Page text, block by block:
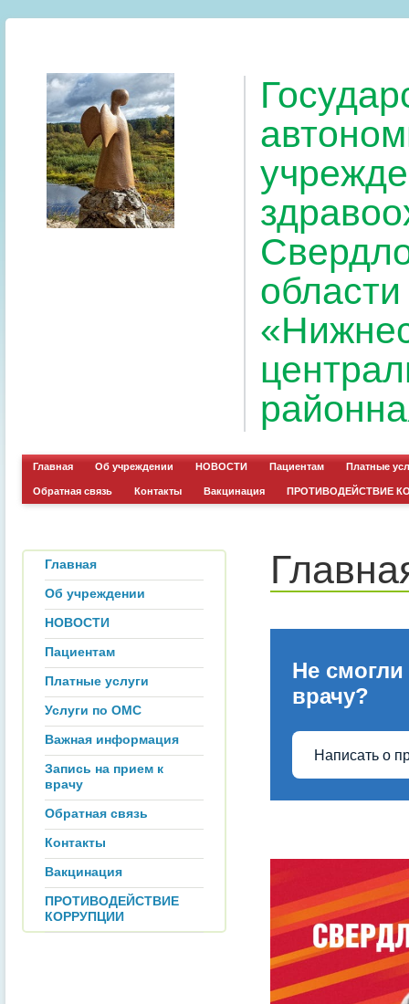
области
Главная Об учреждении НОВОСТИ Пациентам Платные
Обратная связь Контакты Вакцинация ПРОТИВОДЕЙСТВИЕ
Главная
Об учреждении
НОВОСТИ
Пациентам
Платные услуги
Услуги по ОМС
Важная информация
Запись на прием к
врачу
Обратная связь
Контакты
Вакцинация
ПРОТИВОДЕЙСТВИЕ
КОРРУПЦИИ
Не смогли
врачу?
Написать о